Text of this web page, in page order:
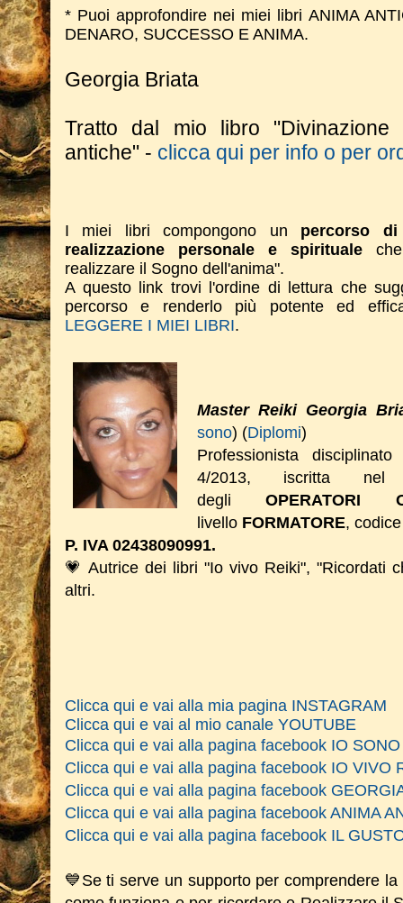
* Puoi approfondire nei miei libri ANIMA
DENARO, SUCCESSO E ANIMA.
Georgia Briata
Tratto dal mio libro "Divinazione
antiche" - clicca qui per info o per
I miei libri compongono un percorso
realizzazione personale e spirituale
realizzare il Sogno dell'anima".
A questo link trovi l'ordine di lettura che
percorso e renderlo più potente ed
LEGGERE I MIEI LIBRI.
Master Reiki Georgia
sono) (Diplomi)
Professionista
4/2013, iscritta nel
degli
livello FORMATORE,
P. IVA 02438090991.
💗 Autrice dei libri "Io vivo Reiki", "Ricordati
altri.
Clicca qui e vai alla mia pagina INSTAGRAM
Clicca qui e vai al mio canale YOUTUBE
Clicca qui e vai alla pagina facebook IO
Clicca qui e vai alla pagina facebook IO VIVO
Clicca qui e vai alla pagina facebook
Clicca qui e vai alla pagina facebook ANIMA
Clicca qui e vai alla pagina facebook IL
💙Se ti serve un supporto per comprendere la